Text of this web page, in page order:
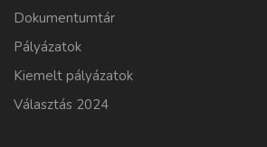
Dokumentumtár
Pályázatok
Kiemelt pályázatok
Választás 2024